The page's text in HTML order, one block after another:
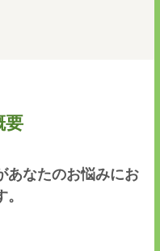
要
あなたのお悩みにお